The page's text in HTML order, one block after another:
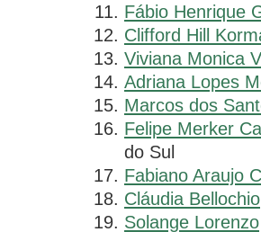
Fábio Henrique
Clifford Hill
Viviana Monica
Adriana Lopes
Marcos dos
Felipe Merker
do Sul
Fabiano Araujo
Cláudia Bellochio
Solange Lorenzo